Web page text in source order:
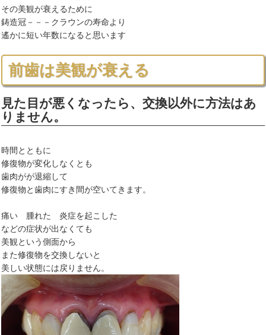
その美観が衰えるために
鋳造冠－－－クラウンの寿命より
遙かに短い年数になると思います
前歯は美観が衰える
見た目が悪くなったら、交換以外に方法はあ
りません。
時間とともに
修復物が変化しなくとも
歯肉がが退縮して
修復物と歯肉にすき間が空いてきます。
痛い 腫れた 炎症を起こした
などの症状が出なくても
美観という側面から
また修復物を交換しないと
美しい状態には戻りません。